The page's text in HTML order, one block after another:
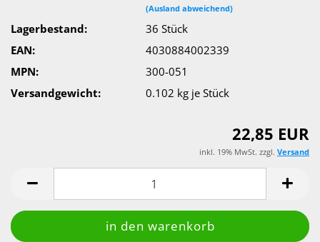
(Ausland abweichend)
Lagerbestand: 36Stück
EAN:
4030884002339
MPN:
300-051
Versandgewicht:
0.102 kg je Stück
22,85 EUR
inkl. 19% MwSt. zzgl. Versand